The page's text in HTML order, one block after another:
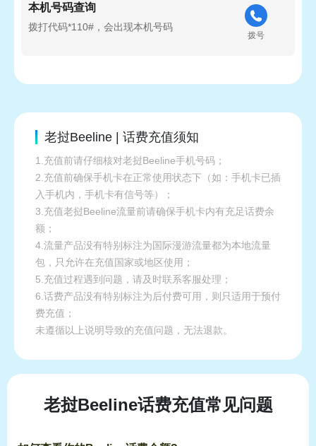
本机号码查询
拨打代码*110#，会出现本机号码
拨号
老挝Beeline | 话费充值须知
1.充值前请仔细核对老挝Beeline手机号码；
2.充值前确保手机卡在正常使用状态下（如：手机卡已插
入手机内，手机卡有信号等）；
3.充值老挝Beeline流量前请确保手机卡内有充足话费余
额；
4.流量产品没有特别标注为国际漫游流量都为本地流量
包，只允许在充值国家或地区使用；
5.充值过程遇到问题，请及时联系客服处理；
6.话费产品没有特别标注为后付费可用，则只适用于预付
费充值；
未遵循以上说明导致的充值问题，无法退款。
老挝Beeline话费充值常见问题